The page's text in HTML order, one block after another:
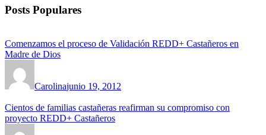
Posts Populares
Comenzamos el proceso de Validación REDD+ Castañeros en
Madre de Dios
Carolinajunio 19, 2012
Cientos de familias castañeras reafirman su compromiso con
proyecto REDD+ Castañeros